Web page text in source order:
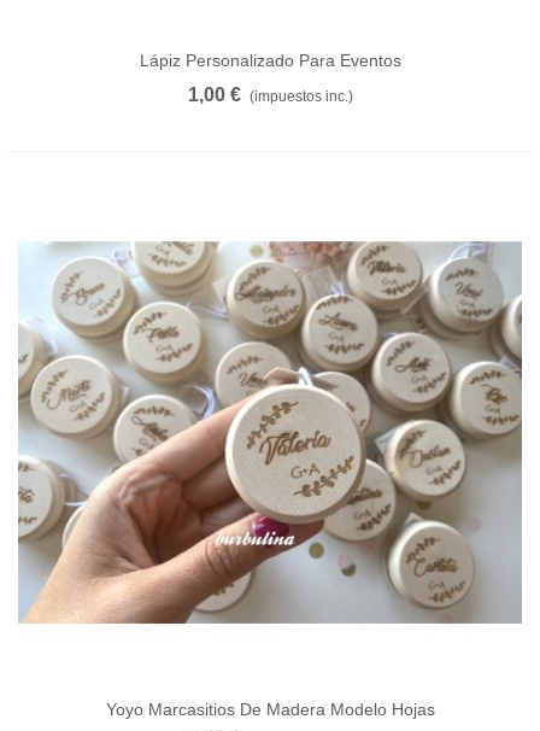
Lápiz Personalizado Para Eventos
1,00 € (impuestos inc.)
Yoyo Marcasitios De Madera Modelo Hojas